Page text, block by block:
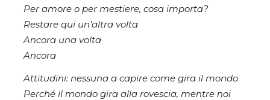
Per amore o per mestiere, cosa importa?
Restare qui un’altra volta
Ancora una volta
Ancora
Attitudini: nessuna a capire come gira il mondo
Perché il mondo gira alla rovescia, mentre noi